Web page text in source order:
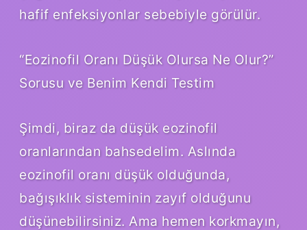
hafif enfeksiyonlar sebebiyle görülür.
“Eozinofil Oranı Düşük Olursa Ne Olur?”
Sorusu ve Benim Kendi Testim
Şimdi, biraz da düşük eozinofil
oranlarından bahsedelim. Aslında
eozinofil oranı düşük olduğunda,
bağışıklık sisteminin zayıf olduğunu
düşünebilirsiniz. Ama hemen korkmayın,